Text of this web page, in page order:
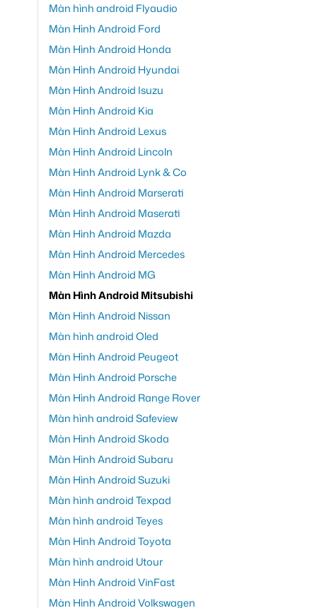
Màn hình android Flyaudio
Màn Hình Android Ford
Màn Hình Android Honda
Màn Hình Android Hyundai
Màn Hình Android Isuzu
Màn Hình Android Kia
Màn Hình Android Lexus
Màn Hình Android Lincoln
Màn Hình Android Lynk & Co
Màn Hình Android Marserati
Màn Hình Android Maserati
Màn Hình Android Mazda
Màn Hình Android Mercedes
Màn Hình Android MG
Màn Hình Android Mitsubishi
Màn Hình Android Nissan
Màn hình android Oled
Màn Hình Android Peugeot
Màn Hình Android Porsche
Màn Hình Android Range Rover
Màn hình android Safeview
Màn Hình Android Skoda
Màn Hình Android Subaru
Màn Hình Android Suzuki
Màn hình android Texpad
Màn hình android Teyes
Màn Hình Android Toyota
Màn hình android Utour
Màn Hình Android VinFast
Màn Hình Android Volkswagen